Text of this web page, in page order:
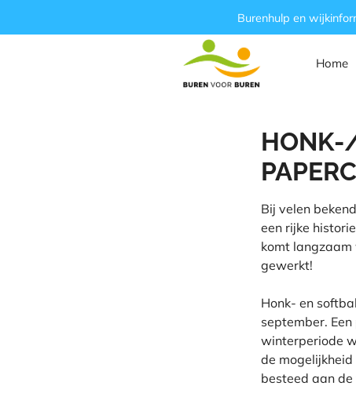
Burenhulp en
Home
Bij velen
een rijke
komt
gewerkt!
Honk- en
september.
winterperiode
de
besteed aan